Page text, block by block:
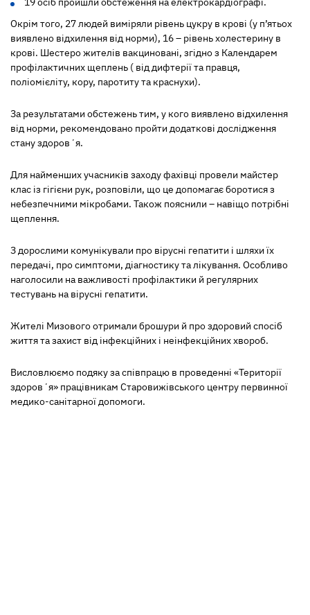
Окрім того, 27 людей виміряли рівень цукру в крові (у п’ятьох
виявлено відхилення від норми), 16 – рівень холестерину в
крові. Шестеро жителів вакциновані, згідно з Календарем
профілактичних щеплень ( від дифтерії та правця,
поліомієліту, кору, паротиту та краснухи).
За результатами обстежень тим, у кого виявлено відхилення
від норми, рекомендовано пройти додаткові дослідження
стану здоровʼя.
Для найменших учасників заходу фахівці провели майстер
клас із гігієни рук, розповіли, що це допомагає боротися з
небезпечними мікробами. Також пояснили – навіщо потрібні
щеплення.
З дорослими комунікували про вірусні гепатити і шляхи їх
передачі, про симптоми, діагностику та лікування. Особливо
наголосили на важливості профілактики й регулярних
тестувань на вірусні гепатити.
Жителі Мизового отримали брошури й про здоровий спосіб
життя та захист від інфекційних і неінфекційних хвороб.
Висловлюємо подяку за співпрацю в проведенні «Території
здоровʼя» працівникам Старовижівського центру первинної
медико-санітарної допомоги.